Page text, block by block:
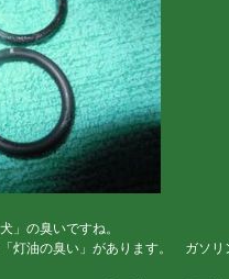
」の臭いですね。
灯油の臭い」があります。 ガソ